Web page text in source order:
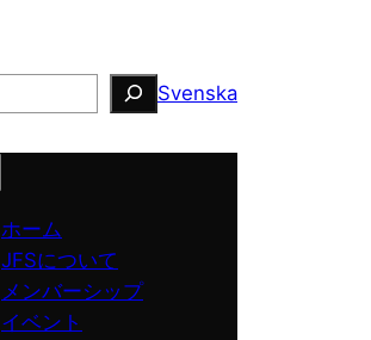
Svenska
ホーム
JFSについて
メンバーシップ
イベント